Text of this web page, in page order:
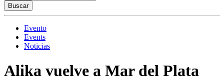
Evento
Events
Noticias
Alika vuelve a Mar del Plata